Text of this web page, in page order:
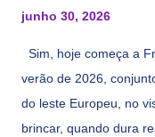
junho 30, 2026
Sim, hoje começa a
verão de 2026,
do leste Europeu, no
brincar, quando dura